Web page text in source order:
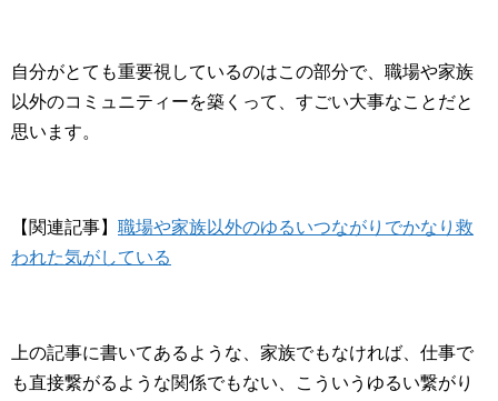
自分がとても重要視しているのはこの部分で、職場や家族
以外のコミュニティーを築くって、すごい大事なことだと
思います。
【関連記事】 職場や家族以外のゆるいつながりでかなり救
われた気がしている
上の記事に書いてあるような、家族でもなければ、仕事で
も直接繋がるような関係でもない、こういうゆるい繋がり